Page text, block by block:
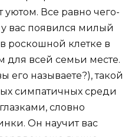
уютом. Все равно чего-
у вас появился милый
роскошной клетке в
для всей семьи месте.
его называете?), такой
симпатичных среди
словно
Он научит вас